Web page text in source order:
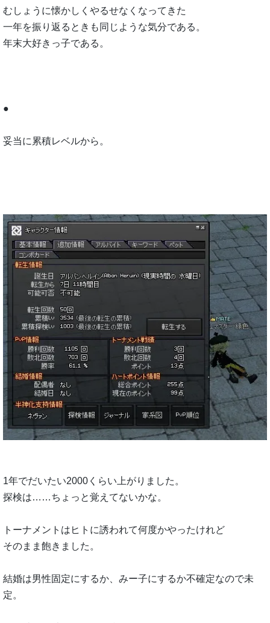
むしょうに懐かしくやるせなくなってきた
一年を振り返るときも同じような気分である。
年末大好きっ子である。
●
妥当に累積レベルから。
1年でだいたい2000くらい上がりました。
探検は……ちょっと覚えてないかな。
トーナメントはヒトに誘われて何度かやったけれど
そのまま飽きました。
結婚は男性固定にするか、みー子にするか不確定なので未
定。